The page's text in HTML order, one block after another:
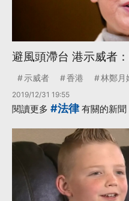
避風頭滯台 港示威者
示威者 香港 林鄭月
2019/12/31 19:55
閱讀更多 #法律有關的新聞